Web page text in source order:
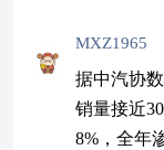
重定价，
的逐步拉
的影响不
后续政策
MXZ1965
据中汽协
销量接近
8%，全年